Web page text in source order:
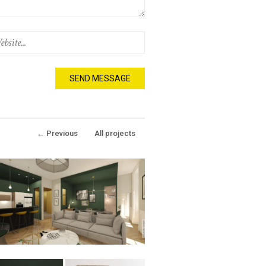
← Previous All projects
CHEZ ELODIE &
GUILLAUME //
3LIKES